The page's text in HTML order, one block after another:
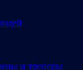
и тренеры